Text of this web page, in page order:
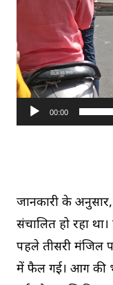
00:00
जानकारी के
संचालित हो रहा
पहले तीसरी मंजिल
में फैल गई। आग की